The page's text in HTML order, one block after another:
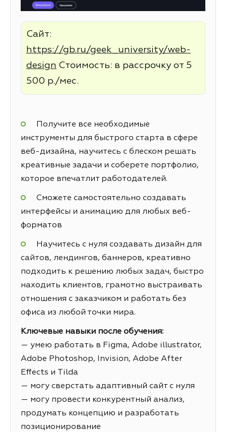
Сайт:
https://gb.ru/geek_university/web-
design Стоимость: в рассрочку от 5
500 р./мес.
Получите все необходимые
инструменты для быстрого старта в сфере
веб-дизайна, научитесь с блеском решать
креативные задачи и соберете портфолио,
которое впечатлит работодателей.
Сможете самостоятельно создавать
интерфейсы и анимацию для любых веб-
форматов
Научитесь с нуля создавать дизайн для
сайтов, лендингов, баннеров, креативно
подходить к решению любых задач, быстро
находить клиентов, грамотно выстраивать
отношения с заказчиком и работать без
офиса из любой точки мира.
Ключевые навыки после обучения:
— умею работать в Figma, Adobe illustrator,
Adobe Photoshop, Invision, Adobe After
Effects и Tilda
— могу сверстать адаптивный сайт с нуля
— могу провести конкурентный анализ,
продумать концепцию и разработать
позиционирование